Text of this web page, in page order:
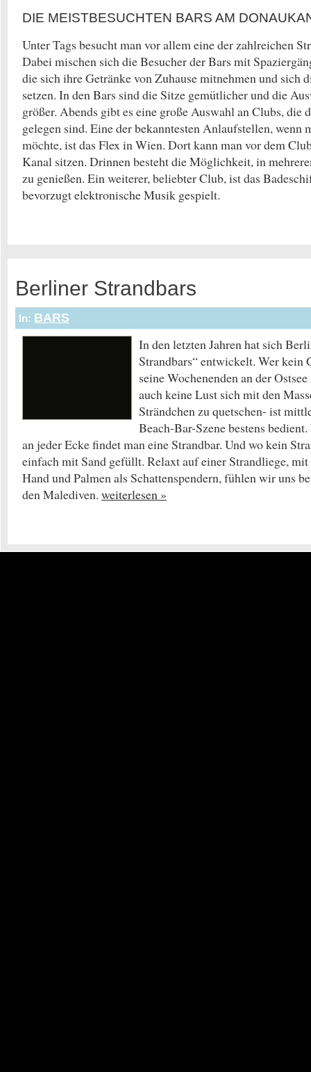
DIE MEISTBESUCHTEN BARS AM
Unter Tags besucht man vor allem eine der zahlreichen
Dabei mischen sich die Besucher der Bars mit
die sich ihre Getränke von Zuhause mitnehmen und sich
setzen. In den Bars sind die Sitze gemütlicher und die
größer. Abends gibt es eine große Auswahl an Clubs, die
gelegen sind. Eine der bekanntesten Anlaufstellen, wenn
möchte, ist das Flex in Wien. Dort kann man vor dem
Kanal sitzen. Drinnen besteht die Möglichkeit, in
zu genießen. Ein weiterer, beliebter Club, ist das
bevorzugt elektronische Musik gespielt.
Berliner Strandbars
In: BARS
In den letzten Jahren hat sich
Strandbars“ entwickelt. Wer kein
seine Wochenenden an der
auch keine Lust sich mit den
Strändchen zu quetschen- ist
Beach-Bar-Szene bestens
an jeder Ecke findet man eine Strandbar. Und wo kein
einfach mit Sand gefüllt. Relaxt auf einer Strandliege,
Hand und Palmen als Schattenspendern, fühlen wir uns
den Malediven. weiterlesen »